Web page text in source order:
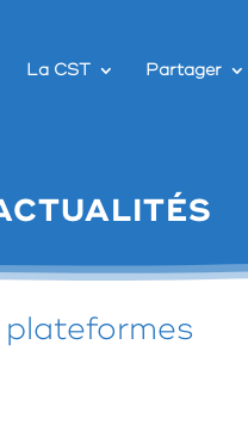
La CST Partager